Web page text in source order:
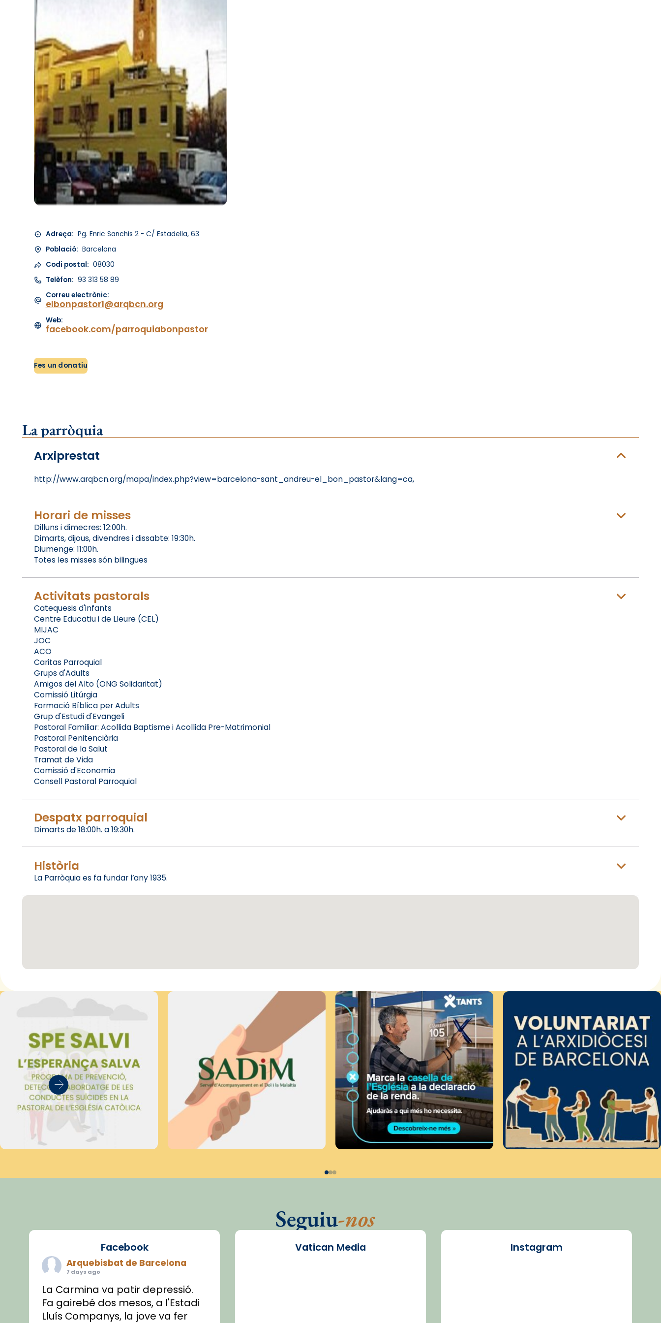
Adreça: Pg. Enric Sanchis 2 - C/ Estadella, 63
Població: Barcelona
Codi postal: 08030
Telèfon: 93 313 58 89
Correu electrònic:
elbonpastor1@arqbcn.org
Web:
facebook.com/parroquiabonpastor
Fes un donatiu
La parròquia
Arxiprestat
http://www.arqbcn.org/mapa/index.php?view=barcelona-sant_andreu-el_bon_pastor&lang=ca,
Horari de misses
Dilluns i dimecres: 12:00h.
Dimarts, dijous, divendres i dissabte: 19:30h.
Diumenge: 11:00h.
Totes les misses són bilingües
Activitats pastorals
Catequesis d'infants
Centre Educatiu i de Lleure (CEL)
MIJAC
JOC
ACO
Caritas Parroquial
Grups d'Adults
Amigos del Alto (ONG Solidaritat)
Comissió Litúrgia
Formació Bíblica per Adults
Grup d'Estudi d'Evangeli
Pastoral Familiar: Acollida Baptisme i Acollida Pre-Matrimonial
Pastoral Penitenciària
Pastoral de la Salut
Tramat de Vida
Comissió d'Economia
Consell Pastoral Parroquial
Despatx parroquial
Dimarts de 18:00h. a 19:30h.
Història
La Parròquia es fa fundar l’any 1935.
Seguiu-nos
Facebook
Arquebisbat de Barcelona
7 days ago
La Carmina va patir depressió.
Fa gairebé dos mesos, a l'Estadi
Lluís Companys, la jove va fer
Vatican Media Instagram